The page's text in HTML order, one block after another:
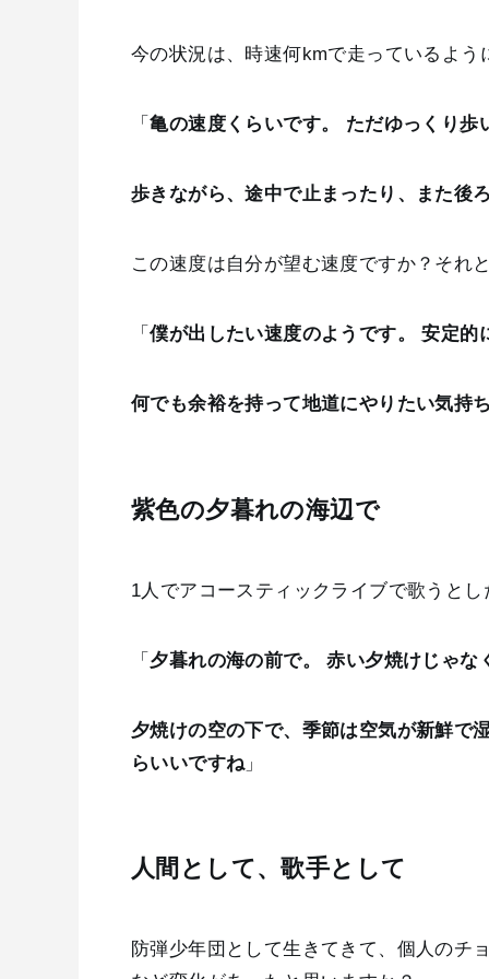
今の状況は、時速何kmで走っているよう
「亀の速度くらいです。 ただゆっくり歩
歩きながら、途中で止まったり、また後
この速度は自分が望む速度ですか？それ
「僕が出したい速度のようです。 安定的
何でも余裕を持って地道にやりたい気持
紫色の夕暮れの海辺で
1人でアコースティックライブで歌うと
「 夕暮れの海の前で。 赤い夕焼けじゃな
夕焼けの空の下で、季節は空気が新鮮で
らいいですね」
人間として、歌手として
防弾少年団として生きてきて、個人のチ